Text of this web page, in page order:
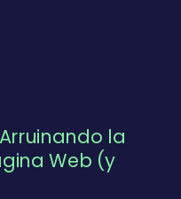
la
Web (y